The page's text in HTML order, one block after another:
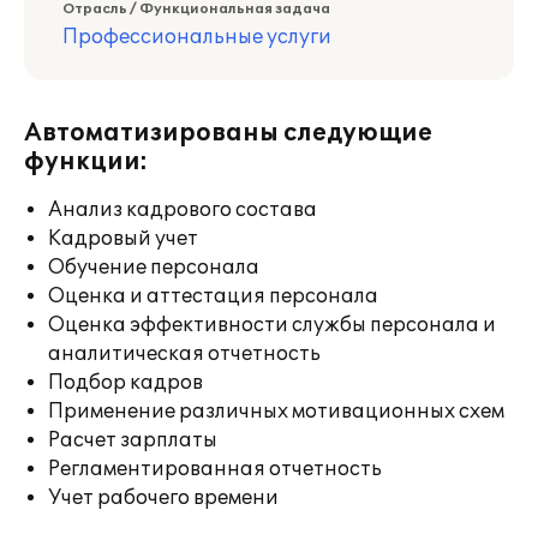
Отрасль / Функциональная задача
Профессиональные услуги
Автоматизированы следующие
функции:
Анализ кадрового состава
Кадровый учет
Обучение персонала
Оценка и аттестация персонала
Оценка эффективности службы персонала и
аналитическая отчетность
Подбор кадров
Применение различных мотивационных схем
Расчет зарплаты
Регламентированная отчетность
Учет рабочего времени